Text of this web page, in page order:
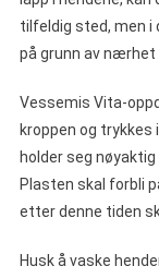
tilfeldig sted, men i
på grunn av nærhet
Vessemis Vita-
kroppen og
holder seg
Plasten skal forbli
etter denne tiden
Husk å vaske